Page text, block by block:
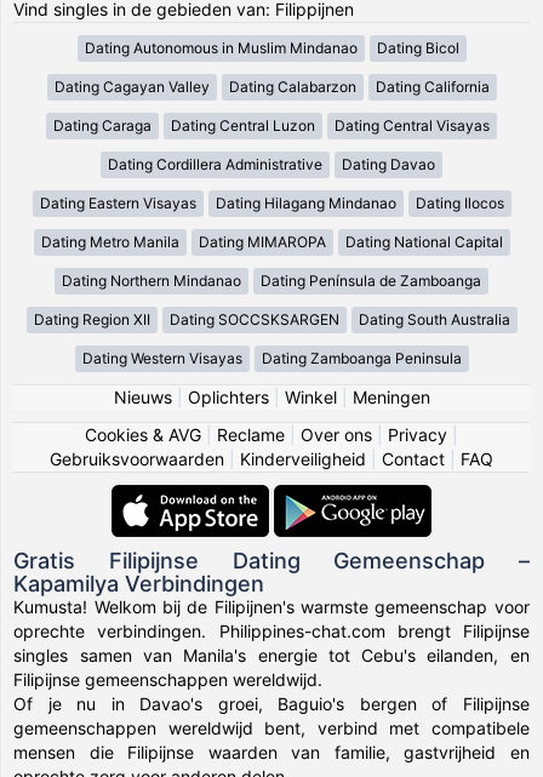
Vind singles in de gebieden van: Filippijnen
Dating Autonomous in Muslim Mindanao Dating Bicol
Dating Cagayan Valley Dating Calabarzon Dating California
Dating Caraga Dating Central Luzon Dating Central Visayas
Dating Cordillera Administrative Dating Davao
Dating Eastern Visayas Dating Hilagang Mindanao Dating Ilocos
Dating Metro Manila Dating MIMAROPA Dating National Capital
Dating Northern Mindanao Dating Península de Zamboanga
Dating Region XII Dating SOCCSKSARGEN Dating South Australia
Dating Western Visayas Dating Zamboanga Peninsula
Nieuws| Oplichters| Winkel| Meningen
Cookies & AVG
Reclame Over ons Privacy
Gebruiksvoorwaarden
Kinderveiligheid Contact FAQ
Gratis Filipijnse Dating Gemeenschap –
Kapamilya Verbindingen
Kumusta! Welkom bij de Filipijnen's warmste gemeenschap voor
oprechte verbindingen. Philippines-chat.com brengt Filipijnse
singles samen van Manila's energie tot Cebu's eilanden, en
Filipijnse gemeenschappen wereldwijd.
Of je nu in Davao's groei, Baguio's bergen of Filipijnse
gemeenschappen wereldwijd bent, verbind met compatibele
mensen die Filipijnse waarden van familie, gastvrijheid en